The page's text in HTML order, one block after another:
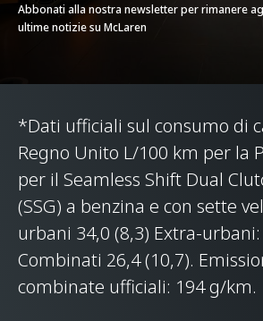
EFFICIENZA*
Emissioni CO2 UE
194g/
BODY
Abbonati alla nostra newsletter per rimanere
ultime notizie su McLaren
*Dati ufficiali sul consumo di
Regno Unito L/100 km per la
per il Seamless Shift Dual
(SSG) a benzina e con sette
urbani 34,0 (8,3) Extra-urbani:
Combinati 26,4 (10,7).
combinate ufficiali: 194 g/km.